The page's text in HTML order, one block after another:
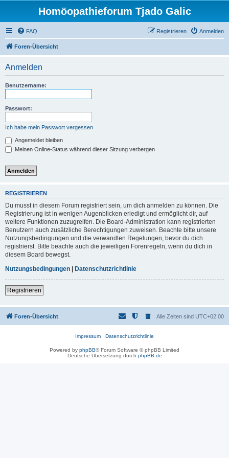
Homöopathieforum Tjado Galic
FAQ Anmelden
Registrieren
Foren-Übersicht
Anmelden
Benutzername:
Passwort:
Ich habe mein Passwort vergessen
Angemeldet bleiben
Meinen Online-Status während dieser Sitzung verbergen
REGISTRIEREN
Du musst in diesem Forum registriert sein, um dich anmelden zu können. Die
Registrierung ist in wenigen Augenblicken erledigt und ermöglicht dir, auf
weitere Funktionen zuzugreifen. Die Board-Administration kann registrierten
Benutzern auch zusätzliche Berechtigungen zuweisen. Beachte bitte unsere
Nutzungsbedingungen und die verwandten Regelungen, bevor du dich
registrierst. Bitte beachte auch die jeweiligen Forenregeln, wenn du dich in
diesem Board bewegst.
Nutzungsbedingungen | Datenschutzrichtlinie
Registrieren
Foren-Übersicht Alle Zeiten sind UTC+02:00
Impressum Datenschutzrichtlinie
Powered by phpBB® Forum Software © phpBB Limited
Deutsche Übersetzung durch phpBB.de